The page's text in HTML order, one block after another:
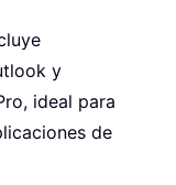
y
ideal para
de